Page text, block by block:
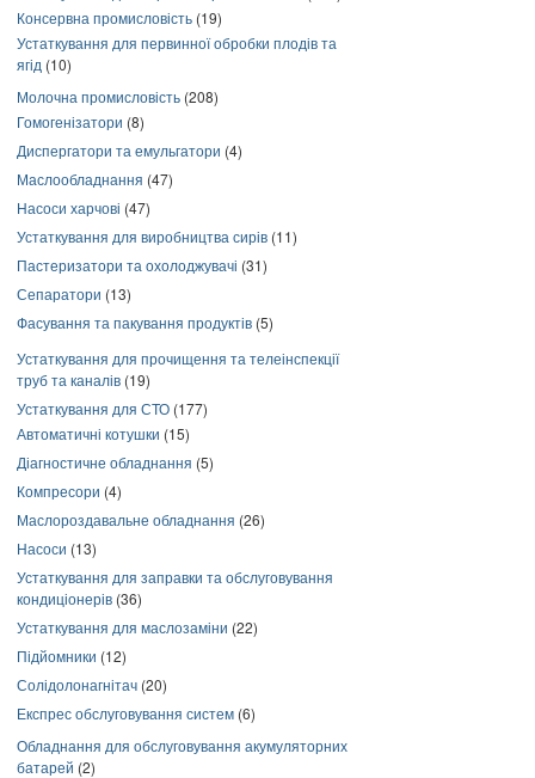
Консервна промисловість (19)
Устаткування для первинної обробки плодів та
ягід (10)
Молочна промисловість (208)
Гомогенізатори (8)
Диспергатори та емульгатори (4)
Маслообладнання (47)
Насоси харчові (47)
Устаткування для виробництва сирів (11)
Пастеризатори та охолоджувачі (31)
Сепаратори (13)
Фасування та пакування продуктів (5)
Устаткування для прочищення та телеінспекції
труб та каналів (19)
Устаткування для СТО (177)
Автоматичні котушки (15)
Діагностичне обладнання (5)
Компресори (4)
Маслороздавальне обладнання (26)
Насоси (13)
Устаткування для заправки та обслуговування
кондиціонерів (36)
Устаткування для маслозаміни (22)
Підйомники (12)
Солідолонагнітач (20)
Експрес обслуговування систем (6)
Обладнання для обслуговування акумуляторних
батарей (2)